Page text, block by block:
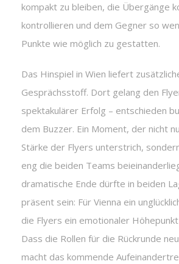
kompakt zu bleiben, die Übergänge
kontrollieren und dem Gegner so
Punkte wie möglich zu gestatten.
Das Hinspiel in Wien liefert
Gesprächsstoff. Dort gelang den
spektakulärer Erfolg – entschieden
dem Buzzer. Ein Moment, der nicht
Stärke der Flyers unterstrich,
eng die beiden Teams
dramatische Ende dürfte in beiden
präsent sein: Für Vienna ein
die Flyers ein emotionaler
Dass die Rollen für die Rückrunde
macht das kommende